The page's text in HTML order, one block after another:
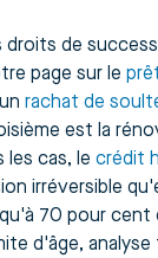
droits de
page sur le
rachat de
est la
les cas, le crédit
irréversible
70 pour cent
d'âge, analyse